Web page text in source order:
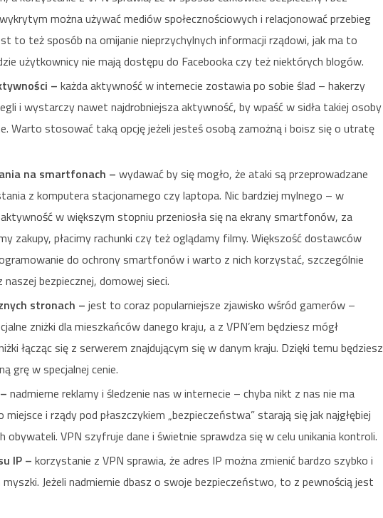
można używać mediów społecznościowych i relacjonować przebieg
to też sposób na omijanie nieprzychylnych informacji rządowi, jak ma to
użytkownicy nie mają dostępu do Facebooka czy też niektórych blogów.
– każda aktywność w internecie zostawia po sobie ślad – hakerzy
i wystarczy nawet najdrobniejsza aktywność, by wpaść w sidła takiej osoby
Warto stosować taką opcję jeżeli jesteś osobą zamożną i boisz się o utratę
na smartfonach – wydawać by się mogło, że ataki są przeprowadzane
z komputera stacjonarnego czy laptopa. Nic bardziej mylnego – w
w większym stopniu przeniosła się na ekrany smartfonów, za
zakupy, płacimy rachunki czy też oglądamy filmy. Większość dostawców
do ochrony smartfonów i warto z nich korzystać, szczególnie
bezpiecznej, domowej sieci.
stronach – jest to coraz popularniejsze zjawisko wśród gamerów –
zniżki dla mieszkańców danego kraju, a z VPN’em będziesz mógł
łącząc się z serwerem znajdującym się w danym kraju. Dzięki temu będziesz
grę w specjalnej cenie.
nadmierne reklamy i śledzenie nas w internecie – chyba nikt z nas nie ma
i rządy pod płaszczykiem „bezpieczeństwa” starają się jak najgłębiej
obywateli. VPN szyfruje dane i świetnie sprawdza się w celu unikania kontroli.
IP – korzystanie z VPN sprawia, że adres IP można zmienić bardzo szybko i
myszki. Jeżeli nadmiernie dbasz o swoje bezpieczeństwo, to z pewnością jest